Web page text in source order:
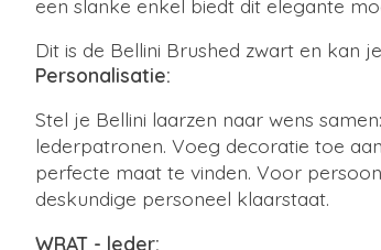
een slanke enkel biedt dit elegante
Dit is de Bellini Brushed zwart en kan
Personalisatie:
Stel je Bellini laarzen naar wens
lederpatronen. Voeg decoratie toe
perfecte maat te vinden. Voor
deskundige personeel klaarstaat.
WRAT - leder: